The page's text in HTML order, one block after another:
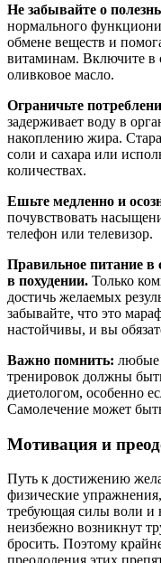
Не забывайте о
нормального
обмене веществ и
витаминам. Включите в
оливковое масло.
Ограничьте
задерживает воду в
накоплению жира.
соли и сахара или
количествах.
Ешьте медленно и
почувствовать
телефон или телевизор.
Правильное питание в
в похудении. Только
достичь желаемых
забывайте, что это
настойчивы, и вы
Важно помнить: любые
тренировок должны
диетологом, особенно
Самолечение может
Мотивация и
Путь к достижению
физические
требующая силы воли и
неизбежно возникнут
бросить. Поэтому